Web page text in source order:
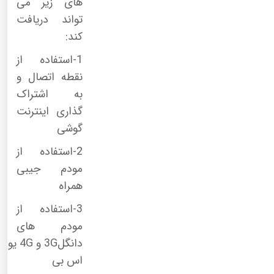
تواند دریافت
کند:
1-استفاده از
نقطه اتصال و
به اشتراک
گذاری اینترنت
گوشی
2-استفاده از
مودم جیبی
همراه
3-استفاده از
مودم های
دانگل3G و 4G یو
اس بی